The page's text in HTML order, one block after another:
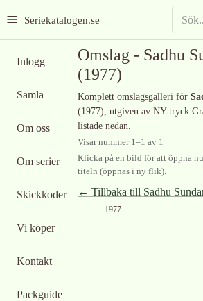
Seriekatalogen.se
Inlogg
Samla
Om oss
Om serier
Skickkoder
Vi köper
Kontakt
Packguide
Omslag - Sadhu
(1977)
Komplett omslagsgalleri för
(1977), utgiven av NY-tryck
listade nedan.
Visar nummer 1–1 av 1
Klicka på en bild för att öppna
titeln (öppnas i ny flik).
← Tillbaka till Sadhu
1977